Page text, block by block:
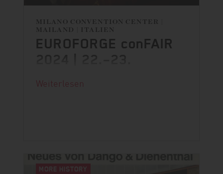
MILANO CONVENTION CENTER |
MAILAND | ITALIEN
EUROFORGE conFAIR
Weiterlesen
MORE HISTORY